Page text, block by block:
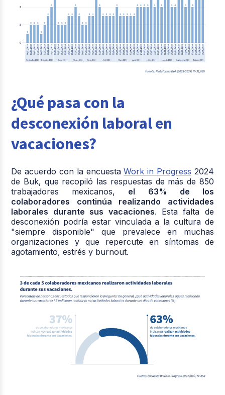
¿Qué pasa con la
desconexión laboral en
vacaciones?
De acuerdo con la encuestaWork in Progress 2024
de Buk, que recopiló las respuestas de más de 850
trabajadores mexicanos, el 63% de los
colaboradores continúa realizando actividades
laborales durante sus vacaciones. Esta falta de
desconexión podría estar vinculada a la cultura de
"siempre disponible" que prevalece en muchas
organizaciones y que repercute en síntomas de
agotamiento, estrés y burnout.